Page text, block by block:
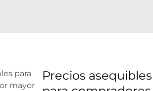
Precios asequibles